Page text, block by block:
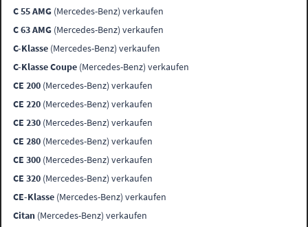
C 55 AMG (Mercedes-Benz) verkaufen
C 63 AMG (Mercedes-Benz) verkaufen
C-Klasse (Mercedes-Benz) verkaufen
C-Klasse Coupe (Mercedes-Benz) verkaufen
CE 200 (Mercedes-Benz) verkaufen
CE 220 (Mercedes-Benz) verkaufen
CE 230 (Mercedes-Benz) verkaufen
CE 280 (Mercedes-Benz) verkaufen
CE 300 (Mercedes-Benz) verkaufen
CE 320 (Mercedes-Benz) verkaufen
CE-Klasse (Mercedes-Benz) verkaufen
Citan (Mercedes-Benz) verkaufen